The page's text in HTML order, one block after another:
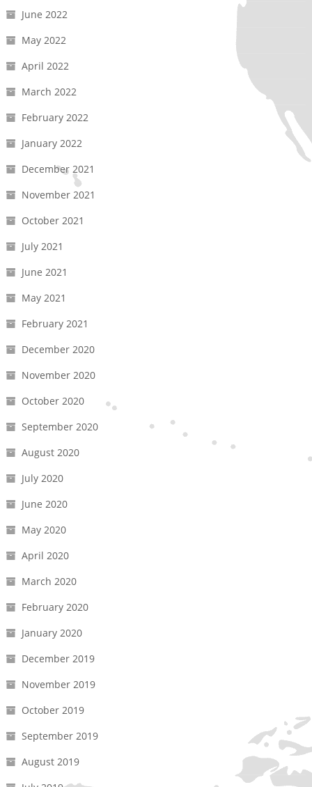
June 2022
May 2022
April 2022
March 2022
February 2022
January 2022
December 2021
November 2021
October 2021
July 2021
June 2021
May 2021
February 2021
December 2020
November 2020
October 2020
September 2020
August 2020
July 2020
June 2020
May 2020
April 2020
March 2020
February 2020
January 2020
December 2019
November 2019
October 2019
September 2019
August 2019